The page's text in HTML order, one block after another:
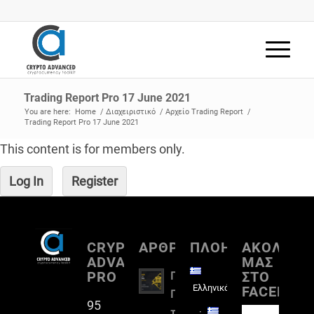
Trading Report Pro 17 June 2021
You are here: Home / Διαχειριστικό / Αρχείο Trading Report /
Trading Report Pro 17 June 2021
This content is for members only.
Log In Register
CRYPTO
ADVANCED
PRO
95
ΑΡΘΡΟΓΡΑΦΙΑ
Πλήρη
Παρουσίαση
ΠΛΟΗΓΗΣΗ
Ελληνικά
ΜΑΣ
ΣΤΟ